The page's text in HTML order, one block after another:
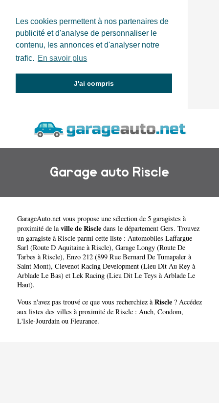
Les cookies permettent à nos partenaires de
publicité et d'analyse de personnaliser le
contenu, les annonces et d'analyser notre
trafic. En savoir plus
J'ai compris
Garage auto Riscle
GarageAuto.net vous propose une sélection de 5 garagistes à
proximité de laville de Riscle dans le département Gers. Trouvez
un garagiste à Riscle parmi cette liste : Automobiles Laffargue
Sarl (Route D Aquitaine à Riscle), Garage Longy (Route De
Tarbes à Riscle), Enzo 212 (899 Rue Bernard De Tumapaler à
Saint Mont), Clevenot Racing Development (Lieu Dit Au Rey à
Arblade Le Bas) et Lek Racing (Lieu Dit Le Teys à Arblade Le
Haut).
Vous n'avez pas trouvé ce que vous recherchiez à Riscle ? Accédez
aux listes des villes à proximité de Riscle : Auch, Condom,
L'Isle-Jourdain ou Fleurance.